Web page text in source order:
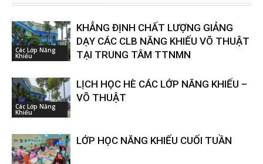
Các Lớp Năng
Khiếu
KHẲNG ĐỊNH CHẤT LƯỢNG GIẢNG
DẠY CÁC CLB NĂNG KHIẾU VÕ THUẬT
TẠI TRUNG TÂM TTNMN
Các Lớp Năng
Khiếu
LỊCH HỌC HÈ CÁC LỚP NĂNG KHIẾU –
VÕ THUẬT
LỚP HỌC NĂNG KHIẾU CUỐI TUẦN